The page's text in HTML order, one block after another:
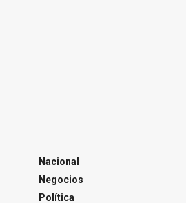
Nacional
Negocios
Política